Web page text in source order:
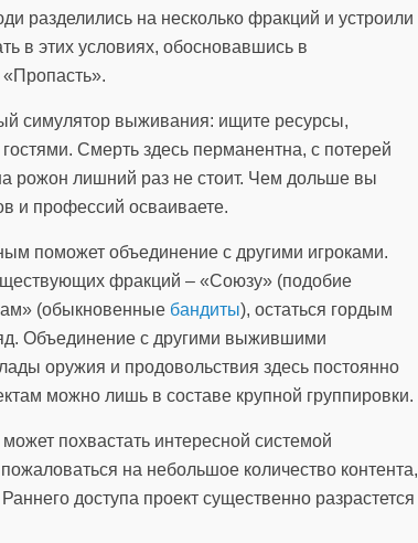
разделились на несколько фракций и устроили
в этих условиях, обосновавшись в
«Пропасть».
симулятор выживания: ищите ресурсы,
Смерть здесь перманентна, с потерей
рожон лишний раз не стоит. Чем дольше вы
и профессий осваиваете.
поможет объединение с другими игроками.
фракций – «Союзу» (подобие
(обыкновенные бандиты), остаться гордым
Объединение с другими выжившими
оружия и продовольствия здесь постоянно
можно лишь в составе крупной группировки.
похвастать интересной системой
на небольшое количество контента,
доступа проект существенно разрастется